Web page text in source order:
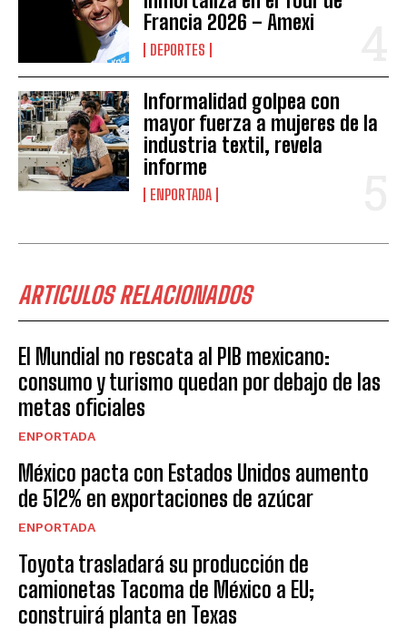
Francia 2026 – Amexi
DEPORTES
Informalidad golpea con
mayor fuerza a mujeres de la
industria textil, revela
informe
ENPORTADA
ARTICULOS RELACIONADOS
El Mundial no rescata al PIB mexicano:
consumo y turismo quedan por debajo de las
metas oficiales
ENPORTADA
México pacta con Estados Unidos aumento
de 512% en exportaciones de azúcar
ENPORTADA
Toyota trasladará su producción de
camionetas Tacoma de México a EU;
construirá planta en Texas